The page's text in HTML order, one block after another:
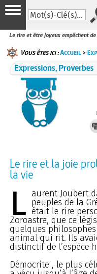
Le rire et être joyeux empêchent
Vous êtes ici :Accueil >
Expressions, Proverbes
Le rire et la joie
la vie
L aurent Joubert
peuples de la
était le rire
Zoroastre, que ce
quelques
animal qui rit. Ils
distinctif de l’espèce
Démocrite , le plus